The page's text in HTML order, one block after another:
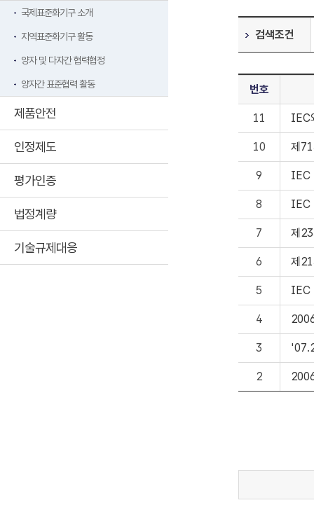
검색조건
번호
11 IEC
10 제
9 IEC
8 IEC
7 제
6 제
5 IEC
4
3
2
국제표준화기구 소개
지역표준화기구 활동
양자 및 다자간 협력협정
양자간 표준협력 활동
제품안전
인정제도
평가인증
법정계량
기술규제대응